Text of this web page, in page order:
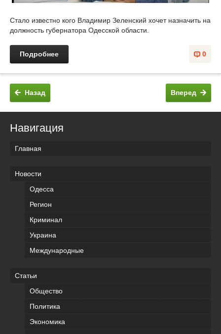
Стало известно кого Владимир Зеленский хочет назначить на
должность губернатора Одесской области.
0
Подробнее
Вперед
Назад
Навигация
Главная
Новости
Одесса
Регион
Криминал
Украина
Международные
Статьи
Общество
Политика
Экономика